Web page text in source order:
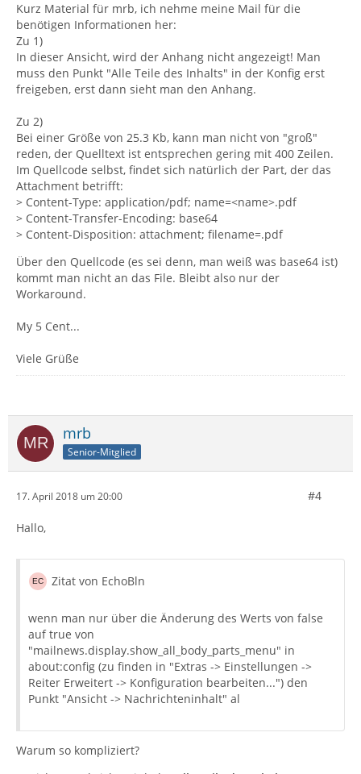
Kurz Material für mrb, ich nehme meine Mail für die
benötigen Informationen her:
Zu 1)
In dieser Ansicht, wird der Anhang nicht angezeigt! Man
muss den Punkt "Alle Teile des Inhalts" in der Konfig erst
freigeben, erst dann sieht man den Anhang.
Zu 2)
Bei einer Größe von 25.3 Kb, kann man nicht von "groß"
reden, der Quelltext ist entsprechen gering mit 400 Zeilen.
Im Quellcode selbst, findet sich natürlich der Part, der das
Attachment betrifft:
> Content-Type: application/pdf; name=<name>.pdf
> Content-Transfer-Encoding: base64
> Content-Disposition: attachment; filename=.pdf
Über den Quellcode (es sei denn, man weiß was base64 ist)
kommt man nicht an das File. Bleibt also nur der
Workaround.
My 5 Cent...
Viele Grüße
mrb
Senior-Mitglied
17. April 2018 um 20:00 #4
Hallo,
Zitat von EchoBln
wenn man nur über die Änderung des Werts von false
auf true von
"mailnews.display.show_all_body_parts_menu" in
about:config (zu finden in "Extras -> Einstellungen ->
Reiter Erweitert -> Konfiguration bearbeiten...") den
Punkt "Ansicht -> Nachrichteninhalt" al
Warum so kompliziert?